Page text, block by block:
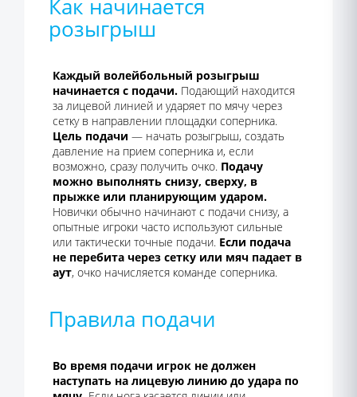
Как начинается
розыгрыш
Каждый волейбольный розыгрыш
начинается с подачи. Подающий находится
за лицевой линией и ударяет по мячу через
сетку в направлении площадки соперника.
Цель подачи — начать розыгрыш, создать
давление на прием соперника и, если
возможно, сразу получить очко. Подачу
можно выполнять снизу, сверху, в
прыжке или планирующим ударом.
Новички обычно начинают с подачи снизу, а
опытные игроки часто используют сильные
или тактически точные подачи. Если подача
не перебита через сетку или мяч падает в
аут, очко начисляется команде соперника.
Правила подачи
Во время подачи игрок не должен
наступать на лицевую линию до удара по